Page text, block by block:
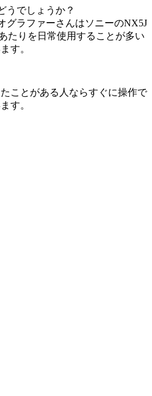
うでしょうか？
グラファーさんはソニーのNX5J
たりを日常使用することが多い
す。
ことがある人ならすぐに操作で
す。